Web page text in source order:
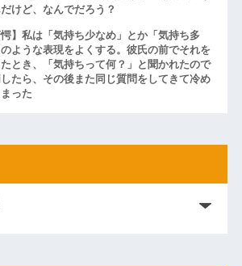
けど、なんでだろう？
愕】私は「気持ち少なめ」とか「気持ち多
ような表現をよくする。彼氏の前でそれを
とき、「気持ちって何？」と聞かれたので
たら、その後また同じ質問をしてきて冷め
った